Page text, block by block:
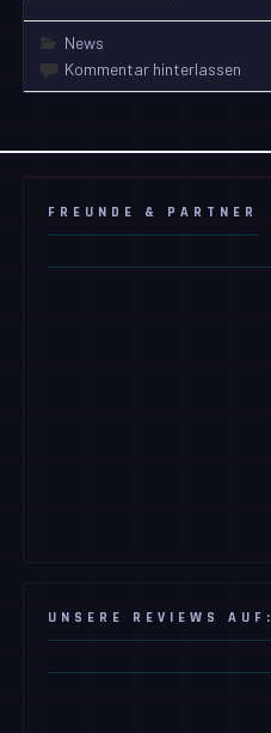
News
Kommentar hinterlassen
FREUNDE & PARTNER
UNSERE REVIEWS AUF: